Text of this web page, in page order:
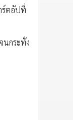
ร์ตอัปที่
นกระทั่ง